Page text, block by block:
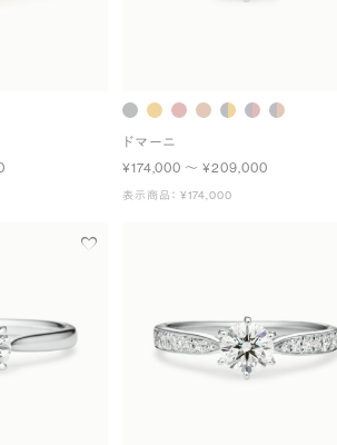
ドマーニ
¥174,000 〜 ¥209,000
表示商品： ¥174,000